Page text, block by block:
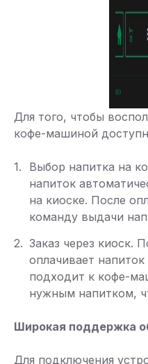
Для того, чтобы
кофе-машиной
Выбор напитка на
напиток
на киоске. После
команду выдачи
Заказ через киоск.
оплачивает
подходит к кофе-
нужным напитком,
Широкая поддержка
Для подключения